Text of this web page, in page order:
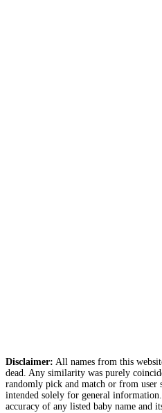
Disclaimer: All names from this
dead. Any similarity was purely
randomly pick and match or from user
intended solely for general
accuracy of any listed baby name and